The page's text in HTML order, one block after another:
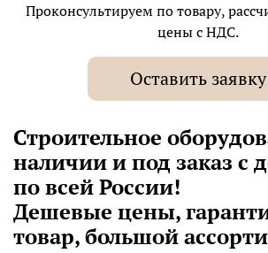
Проконсультируем по товару,
цены с НДС.
Оставить заявку
Строительное
наличии и под заказ с
по всей России!
Дешевые цены,
товар, большой